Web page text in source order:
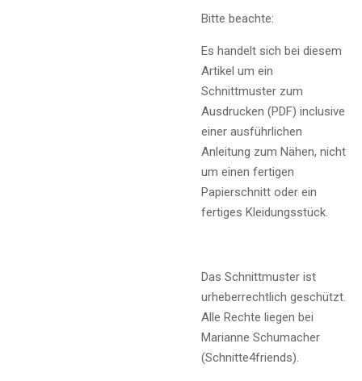
Bitte beachte:
Es handelt sich bei diesem
Artikel um ein
Schnittmuster zum
Ausdrucken (PDF) inclusive
einer ausführlichen
Anleitung zum Nähen, nicht
um einen fertigen
Papierschnitt oder ein
fertiges Kleidungsstück.
Das Schnittmuster ist
urheberrechtlich geschützt.
Alle Rechte liegen bei
Marianne Schumacher
(Schnitte4friends).